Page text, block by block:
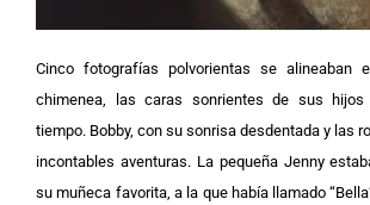
Cinco fotografías polvorientas se alineaban
chimenea, las caras sonrientes de sus
tiempo. Bobby, con su sonrisa desdentada y las
incontables aventuras. La pequeña Jenny
su muñeca favorita, a la que había llamado